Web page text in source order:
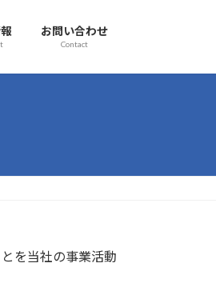
お問い合わせ
Contact
を当社の事業活動